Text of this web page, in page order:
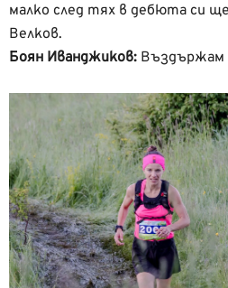
малко след тях в дебюта си
Велков.
Боян Иванджиков: Въздържам